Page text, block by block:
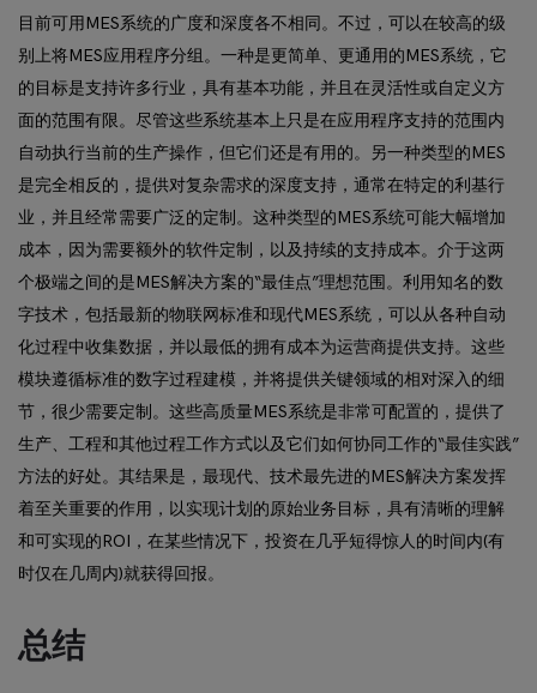
目前可用MES系统的广度和深度各不相同。不过，可以在较高的级
别上将MES应用程序分组。一种是更简单、更通用的MES系统，它
的目标是支持许多行业，具有基本功能，并且在灵活性或自定义方
面的范围有限。尽管这些系统基本上只是在应用程序支持的范围内
自动执行当前的生产操作，但它们还是有用的。另一种类型的MES
是完全相反的，提供对复杂需求的深度支持，通常在特定的利基行
业，并且经常需要广泛的定制。这种类型的MES系统可能大幅增加
成本，因为需要额外的软件定制，以及持续的支持成本。介于这两
个极端之间的是MES解决方案的“最佳点”理想范围。利用知名的数
字技术，包括最新的物联网标准和现代MES系统，可以从各种自动
化过程中收集数据，并以最低的拥有成本为运营商提供支持。这些
模块遵循标准的数字过程建模，并将提供关键领域的相对深入的细
节，很少需要定制。这些高质量MES系统是非常可配置的，提供了
生产、工程和其他过程工作方式以及它们如何协同工作的“最佳实践”
方法的好处。其结果是，最现代、技术最先进的MES解决方案发挥
着至关重要的作用，以实现计划的原始业务目标，具有清晰的理解
和可实现的ROI，在某些情况下，投资在几乎短得惊人的时间内(有
时仅在几周内)就获得回报。
总结